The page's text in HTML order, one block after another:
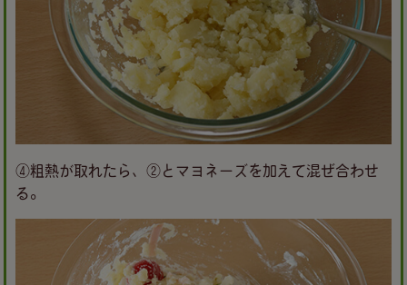
④粗熱が取れたら、②とマヨネーズを加えて混ぜ合わせ
る。